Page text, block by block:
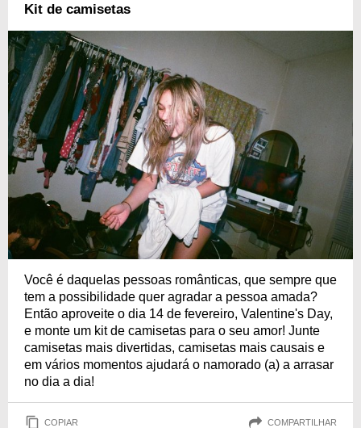
Kit de camisetas
Você é daquelas pessoas românticas, que sempre que
tem a possibilidade quer agradar a pessoa amada?
Então aproveite o dia 14 de fevereiro, Valentine's Day,
e monte um kit de camisetas para o seu amor! Junte
camisetas mais divertidas, camisetas mais causais e
em vários momentos ajudará o namorado (a) a arrasar
no dia a dia!
COPIAR COMPARTILHAR